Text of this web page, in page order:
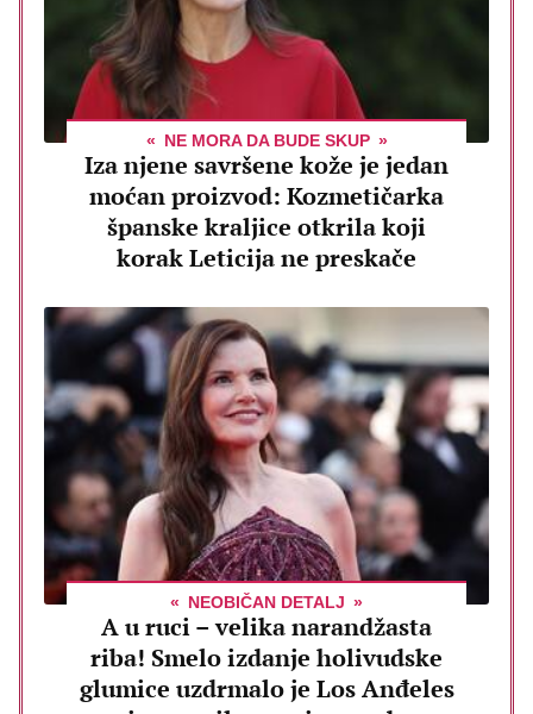
NE MORA DA BUDE SKUP
Iza njene savršene kože je jedan
moćan proizvod: Kozmetičarka
španske kraljice otkrila koji
korak Leticija ne preskače
NEOBIČAN DETALJ
A u ruci – velika narandžasta
riba! Smelo izdanje holivudske
glumice uzdrmalo je Los Anđeles